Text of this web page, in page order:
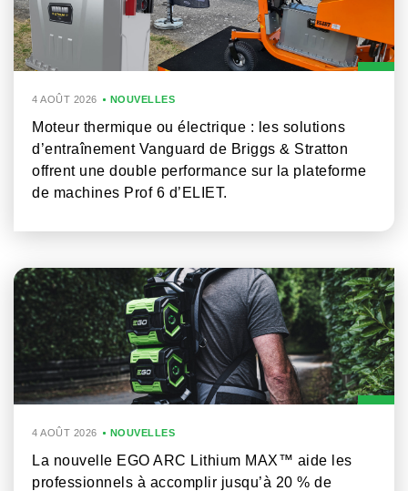
4 AOÛT 2026 NOUVELLES
Moteur thermique ou électrique : les solutions
d’entraînement Vanguard de Briggs & Stratton
offrent une double performance sur la plateforme
de machines Prof 6 d’ELIET.
4 AOÛT 2026 NOUVELLES
La nouvelle EGO ARC Lithium MAX™ aide les
professionnels à accomplir jusqu’à 20 % de